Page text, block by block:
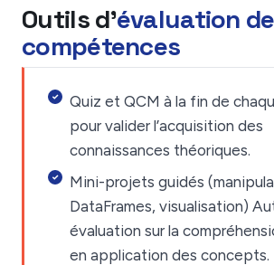
Outils d'évaluation
compétences
Quiz et QCM à la fin de
pour valider l’acquisition des
connaissances théoriques.
Mini-projets guidés
DataFrames, visualisation)
évaluation sur la
en application des concepts.